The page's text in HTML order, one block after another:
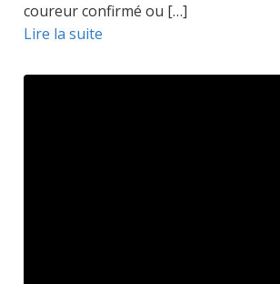
coureur confirmé ou […]
Lire la suite